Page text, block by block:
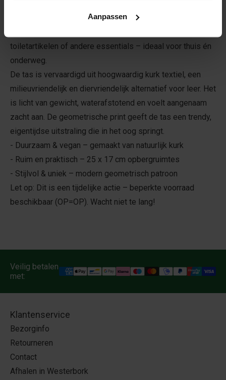
Aanpassen
functionaliteit. Dankzij het ruime formaat van 25 x 17 cm
toiletartikelen of andere essentials – ideaal voor thuis én
onderweg.
De tas is vervaardigd uit hoogwaardig kurk textiel, een
milieuvriendelijk en diervriendelijk alternatief voor leer. Het
is licht van gewicht, waterafstotend en voelt aangenaam
zacht aan. De geometrische print geeft de tas een trendy,
eigentijdse uitstraling die in het oog springt.
- Duurzaam & vegan – gemaakt van natuurlijk kurk
- Ruim en praktisch – 25 x 17 cm opbergruimtes
- Stijlvol & uniek – modern geometrisch patroon
Let op: Dit is een tijdelijke actie – beperkte voorraad
beschikbaar (OP=OP). Wacht niet te lang!
Veilig betalen
met:
Klantenservice
Bezorginfo
Retourneren
Contact
Afhalen in Westerbork